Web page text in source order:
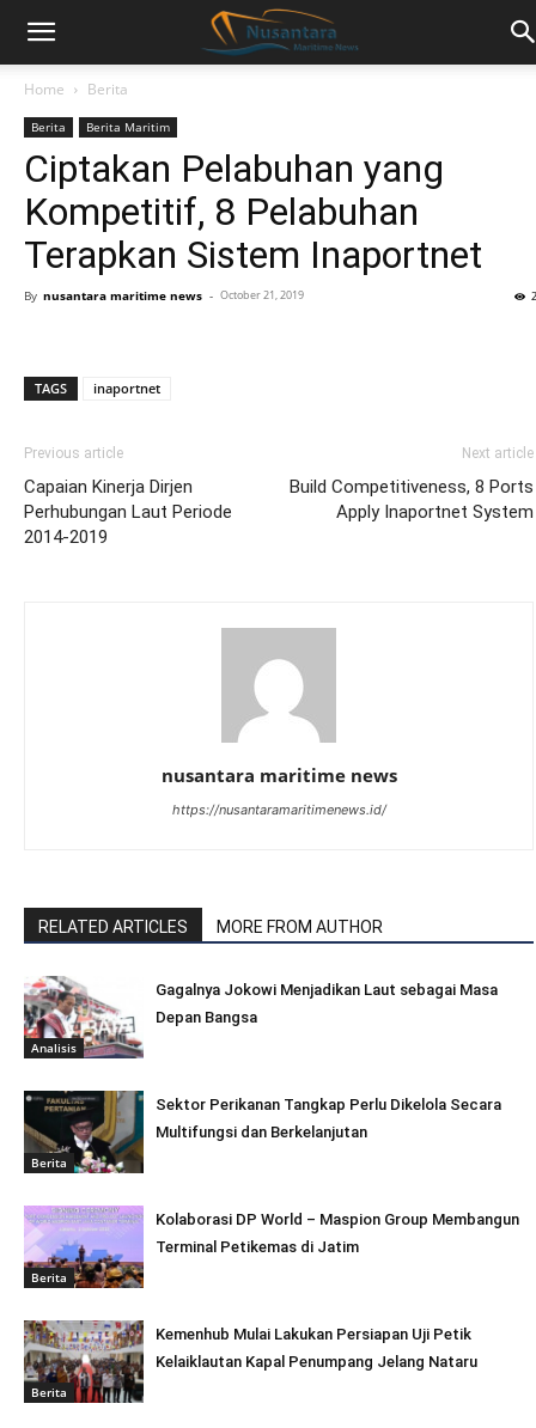
Home Berita
Berita Berita Maritim
Ciptakan Pelabuhan yang
Kompetitif, 8 Pelabuhan
Terapkan Sistem Inaportnet
By nusantara maritime news - October 21, 2019
TAGS inaportnet
Previous article
Capaian Kinerja Dirjen
Perhubungan Laut Periode
2014-2019
Next article
Build Competitiveness, 8 Ports
Apply Inaportnet System
nusantara maritime news
https://nusantaramaritimenews.id/
RELATED ARTICLES MORE FROM AUTHOR
Analisis
Gagalnya Jokowi Menjadikan Laut sebagai Masa
Depan Bangsa
Berita
Sektor Perikanan Tangkap Perlu Dikelola Secara
Multifungsi dan Berkelanjutan
Berita
Kolaborasi DP World – Maspion Group Membangun
Terminal Petikemas di Jatim
Berita
Kemenhub Mulai Lakukan Persiapan Uji Petik
Kelaiklautan Kapal Penumpang Jelang Nataru